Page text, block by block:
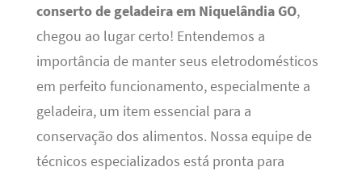
conserto de geladeira em Niquelândia GO,
chegou ao lugar certo! Entendemos a
importância de manter seus eletrodomésticos
em perfeito funcionamento, especialmente a
geladeira, um item essencial para a
conservação dos alimentos. Nossa equipe de
técnicos especializados está pronta para